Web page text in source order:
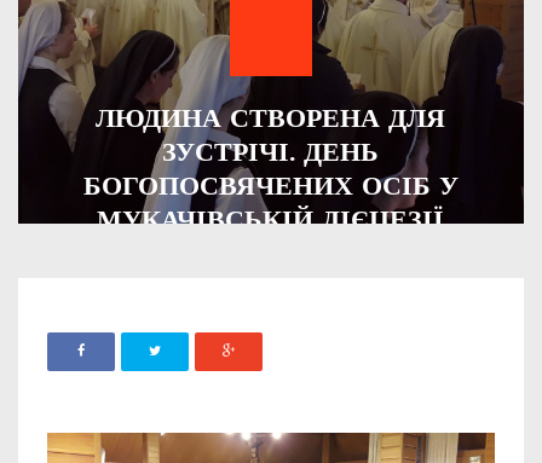
ЛЮДИНА СТВОРЕНА ДЛЯ
ЗУСТРІЧІ. ДЕНЬ
БОГОПОСВЯЧЕНИХ ОСІБ У
МУКАЧІВСЬКІЙ ДІЄЦЕЗІЇ